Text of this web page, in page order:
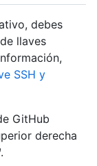
debes
llaves
SSH y
GitHub
derecha
.